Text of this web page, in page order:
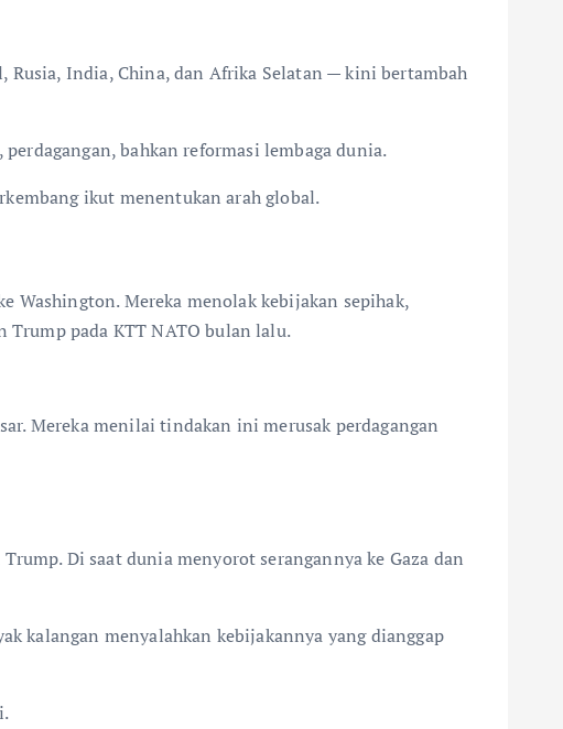
Rusia, India, China, dan Afrika Selatan — kini bertambah
bahkan reformasi lembaga dunia.
ikut menentukan arah global.
Washington. Mereka menolak kebijakan sepihak,
Trump pada KTT NATO bulan lalu.
Mereka menilai tindakan ini merusak perdagangan
Di saat dunia menyorot serangannya ke Gaza dan
kalangan menyalahkan kebijakannya yang dianggap